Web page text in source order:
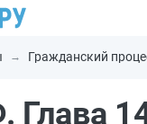
Гражданский
Глава